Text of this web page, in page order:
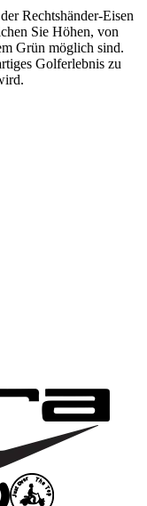
Rechtshänder-Eisen
Sie Höhen, von
Grün möglich sind.
Golferlebnis zu